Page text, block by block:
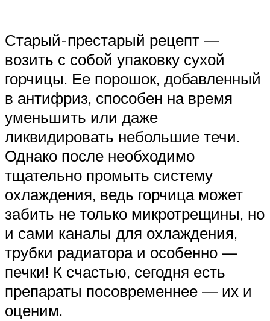
Старый-престарый рецепт —
возить с собой упаковку сухой
горчицы. Ее порошок, добавленный
в антифриз, способен на время
уменьшить или даже
ликвидировать небольшие течи.
Однако после необходимо
тщательно промыть систему
охлаждения, ведь горчица может
забить не только микротрещины, но
и сами каналы для охлаждения,
трубки радиатора и особенно —
печки! К счастью, сегодня есть
препараты посовременнее — их и
оценим.